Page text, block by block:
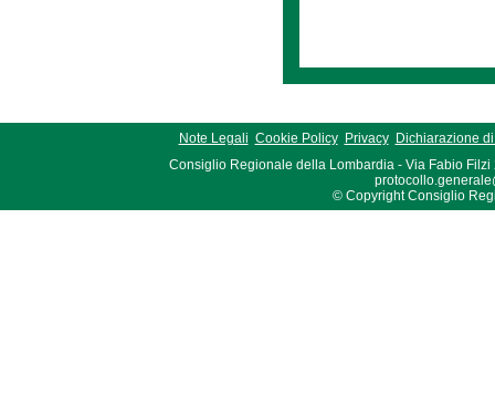
Note Legali Cookie Policy Privacy
Dichiarazione
Consiglio Regionale della Lombardia - Via Fabio Filzi
© Copyright Consiglio